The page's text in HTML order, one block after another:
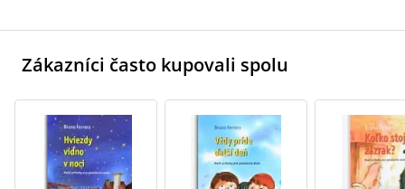
Zákazníci často kupovali spolu